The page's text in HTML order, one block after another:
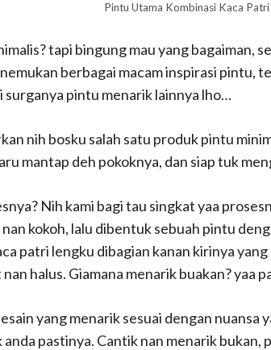
Pintu Utama Kombinasi Kaca
tapi bingung mau yang bagaiman,
berbagai macam inspirasi pintu,
surganya pintu menarik lainnya lho…
nih bosku salah satu produk pintu
mantap deh pokoknya, dan siap tuk
Nih kami bagi tau singkat yaa
kokoh, lalu dibentuk sebuah pintu
patri lengku dibagian kanan kirinya
halus. Giamana menarik buakan? yaa
yang menarik sesuai dengan
pastinya. Cantik nan menarik